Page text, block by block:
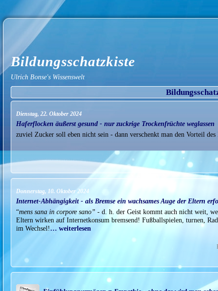
Bildungsschatzkiste
Ulrich Bonse's Wissenswelt
Dienstag, 22. Oktober 2024
Haferflocken äußerst gesund - nur zuckrige Trockenfrüchte weglassen
zuviel Zucker soll eben nicht sein - dann verschenkt man den Vorteil des
Donnerstag, 10. Oktober 2024
Internet-Abhängigkeit - als Bremse ein wachsames Auge der Eltern
“mens sana in corpore sano” - d. h. der Geist kommt auch nicht weit,
Eltern wirken auf Internetkonsum bremsend! Fußballspielen, turnen,
im Wechsel!… weiterlesen